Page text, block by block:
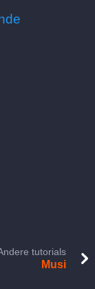
tutorials
Musi